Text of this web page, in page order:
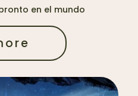
en el mundo